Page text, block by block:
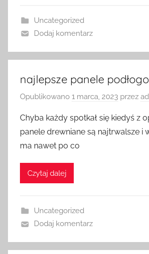
Uncategorized
Dodaj komentarz
najlepsze panele
Opublikowano 1 marca, 2023 przez
Chyba każdy spotkał się kiedyś z
panele drewniane są najtrwalsze i
ma nawet po co
Czytaj dalej
Uncategorized
Dodaj komentarz